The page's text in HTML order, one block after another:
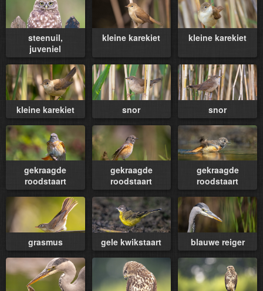
steenuil,
juveniel
kleine karekiet kleine karekiet
kleine karekiet snor snor
gekraagde
roodstaart
gekraagde
roodstaart
gekraagde
roodstaart
grasmus gele kwikstaart blauwe reiger